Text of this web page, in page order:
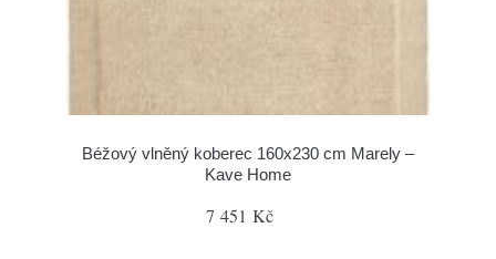
Béžový vlněný koberec 160x230 cm Marely –
Kave Home
7 451 Kč